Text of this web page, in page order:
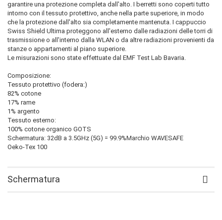
garantire una protezione completa dall'alto. I berretti sono coperti tutto
intorno con il tessuto protettivo, anche nella parte superiore, in modo
che la protezione dall'alto sia completamente mantenuta. I cappuccio
Swiss Shield Ultima proteggono all'esterno dalle radiazioni delle torri di
trasmissione o all'interno dalla WLAN o da altre radiazioni provenienti da
stanze o appartamenti al piano superiore.
Le misurazioni sono state effettuate dal EMF Test Lab Bavaria.
Composizione:
Tessuto protettivo (fodera:)
82% cotone
17% rame
1% argento
Tessuto esterno:
100% cotone organico GOTS
Schermatura: 32dB a 3.5GHz (5G) = 99.9%Marchio WAVESAFE
Oeko-Tex 100
Schermatura